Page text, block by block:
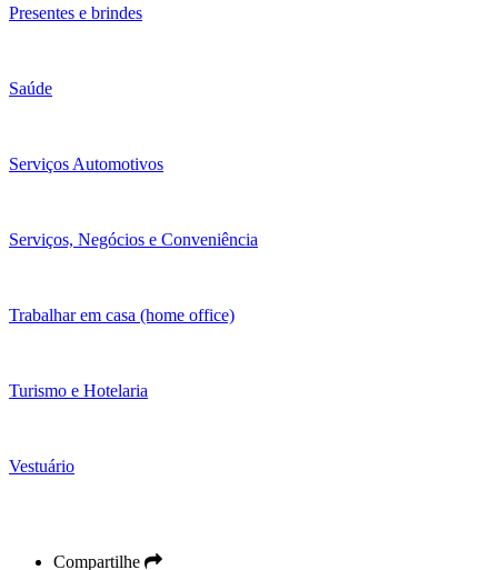
Presentes e brindes
Saúde
Serviços Automotivos
Serviços, Negócios e Conveniência
Trabalhar em casa (home office)
Turismo e Hotelaria
Vestuário
Compartilhe